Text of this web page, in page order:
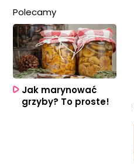
Polecamy
Jak marynować
grzyby? To proste!